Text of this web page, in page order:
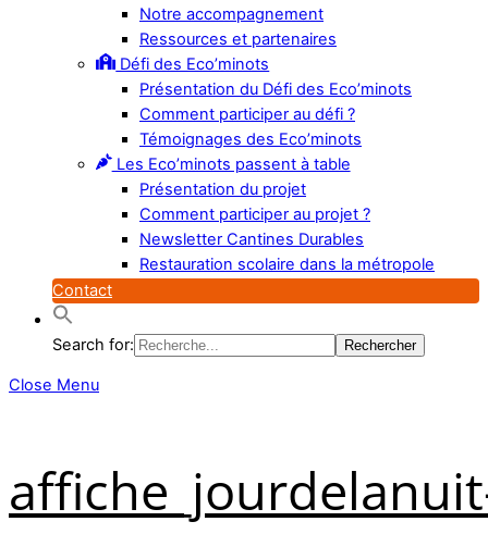
Notre accompagnement
Ressources et partenaires
Défi des Eco’minots
Présentation du Défi des Eco’minots
Comment participer au défi ?
Témoignages des Eco’minots
Les Eco’minots passent à table
Présentation du projet
Comment participer au projet ?
Newsletter Cantines Durables
Restauration scolaire dans la métropole
Contact
Search for:
Close Menu